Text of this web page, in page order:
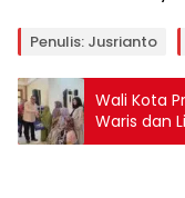
Penulis: Jusrianto
Wali Kota
Waris dan